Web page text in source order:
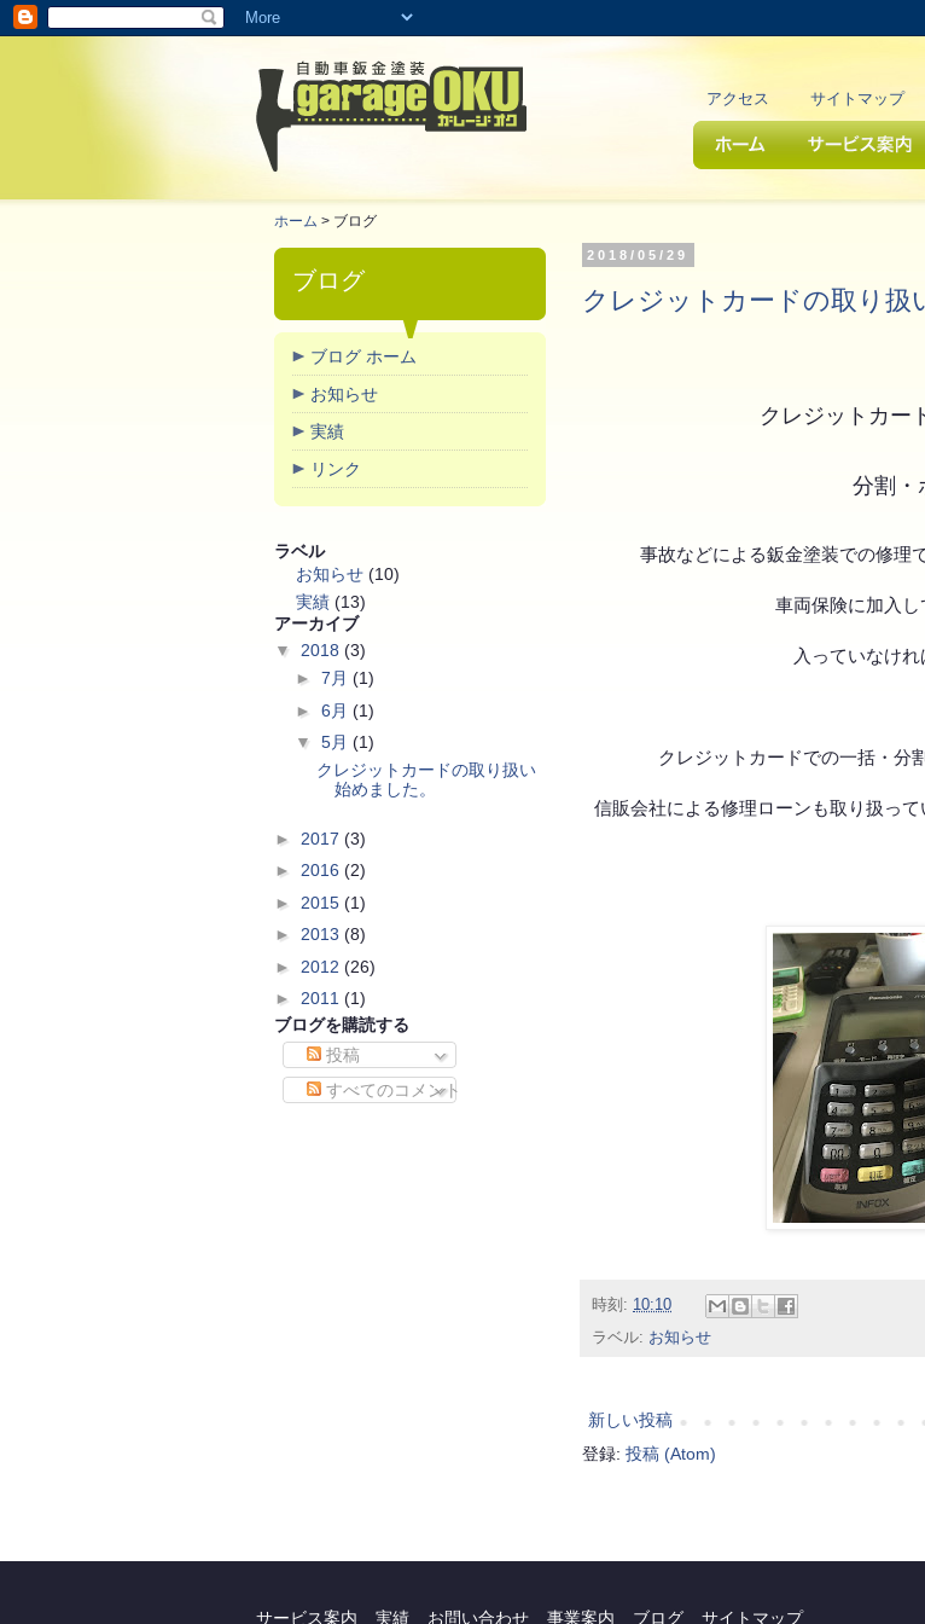
蒲郡市、幡豆町、幸田町、御津町周辺の自動車の事故修理・鈑金（キズ、へこみ など）なら「Garage Oku (ガレージ オク)」
アクセス サイトマップ
ホーム > ブログ
2018/05/29
クレジットカードの取り扱
クレジットカー
分割・
事故などによる鈑金塗装での修理
車両保険に加入し
入っていなけ
クレジットカードでの一括・分
信販会社による修理ローンも取り扱っ
時刻: 10:10
ラベル: お知らせ
新しい投稿
登録: 投稿 (Atom)
ブログ
ブログ ホーム
お知らせ
実績
リンク
ラベル
お知らせ (10)
実績 (13)
アーカイブ
▼
2018 (3)
► 7月 (1)
► 6月 (1)
▼
5月 (1)
クレジットカードの取り扱い
始めました。
► 2017 (3)
► 2016 (2)
► 2015 (1)
► 2013 (8)
► 2012 (26)
► 2011 (1)
ブログを購読する
投稿
すべてのコメント
サービス案内 実績 お問い合わせ 事業案内 ブログ サイトマップ